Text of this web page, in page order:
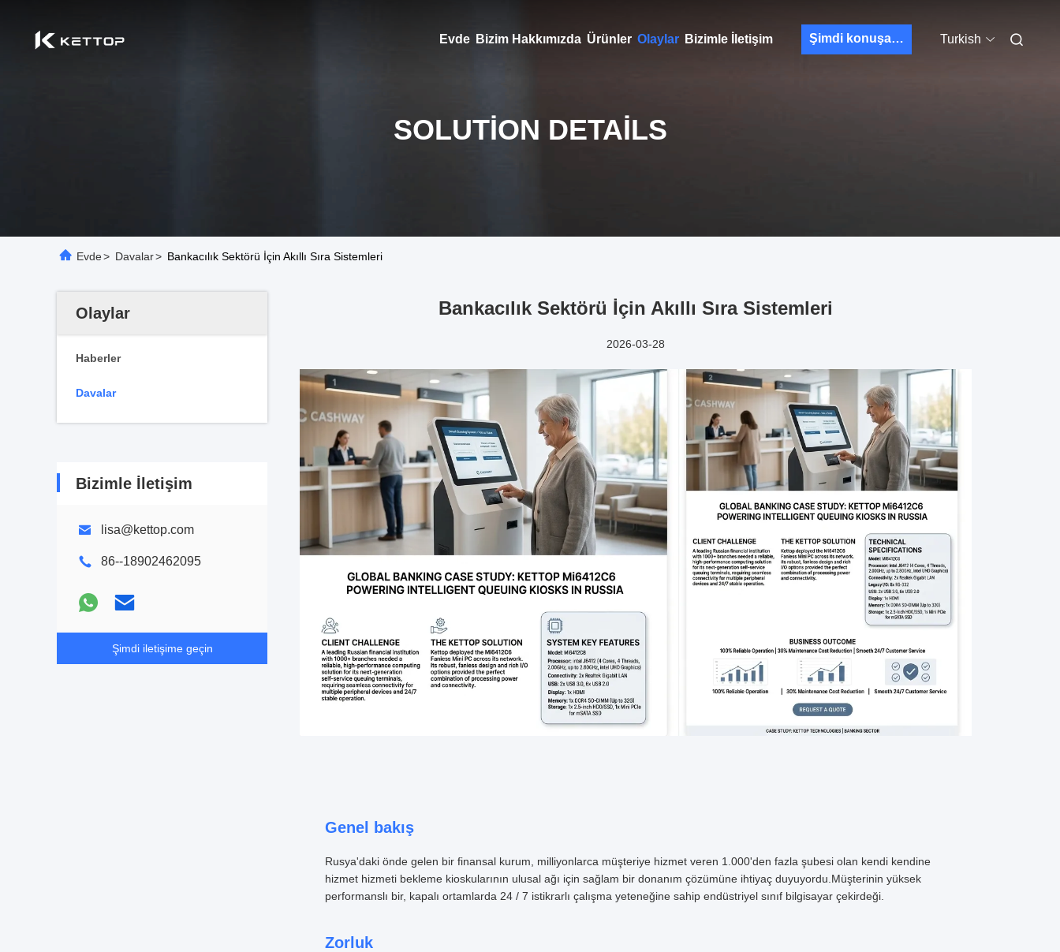
Evde Bizim Hakkımızda Ürünler Olaylar Bizimle İletişim Şimdi konuşalım. Turkish
SOLUTION DETAILS
Evde> Davalar> Bankacılık Sektörü İçin Akıllı Sıra Sistemleri
Olaylar
Haberler
Davalar
Bizimle İletişim
lisa@kettop.com
86--18902462095
Şimdi iletişime geçin
Bankacılık Sektörü İçin Akıllı Sıra Sistemleri
2026-03-28
Genel bakış
Rusya'daki önde gelen bir finansal kurum, milliyonlarca müşteriye hizmet veren 1.000'den fazla şubesi olan kendi kendine
hizmet hizmeti bekleme kioskularının ulusal ağı için sağlam bir donanım çözümüne ihtiyaç duyuyordu.Müşterinin yüksek
performanslı bir, kapalı ortamlarda 24 / 7 istikrarlı çalışma yeteneğine sahip endüstriyel sınıf bilgisayar çekirdeği.
Zorluk